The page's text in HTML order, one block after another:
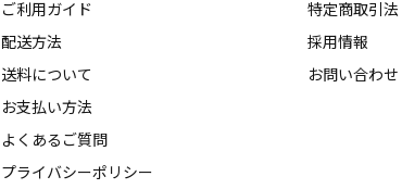
ご利用ガイド
配送方法
送料について
お支払い方法
よくあるご質問
プライバシーポリシー
特定商取引法
採用情報
お問い合わせ